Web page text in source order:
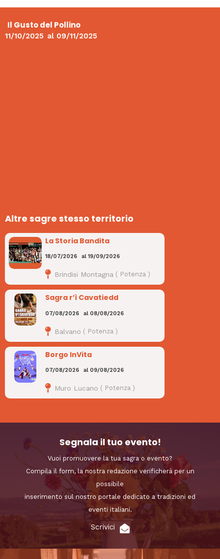
Il Gusto del Pollino
11/10/2025 al 09/11/2025
Altre sagre stesso territorio
La Storia Bandita
18/07/2026 al 19/09/2026
Brindisi Montagna ( Potenza)
Sagra r’ì Cavatiedd
07/08/2026 al 08/08/2026
Balvano ( Potenza )
Borgo InVita
07/08/2026 al 09/08/2026
Muro Lucano ( Potenza)
Segnala il tuo evento!
Vuoi promuovere la tua sagra o evento?
Compila il form, la nostra redazione verificherà per un
possibile
inserimento sul nostro portale dedicato a tradizioni ed
eventi italiani.
Scrivici